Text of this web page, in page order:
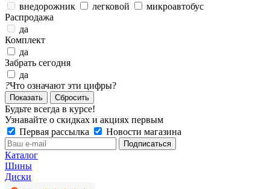
внедорожник
легковой
микроавтобус
Распродажа
да
Комплект
да
Забрать сегодня
да
?Что означают эти цифры?
Сбросить
Будьте всегда в курсе!
Узнавайте о скидках и акциях первым
Первая рассылка
Новости магазина
Каталог
Шины
Диски